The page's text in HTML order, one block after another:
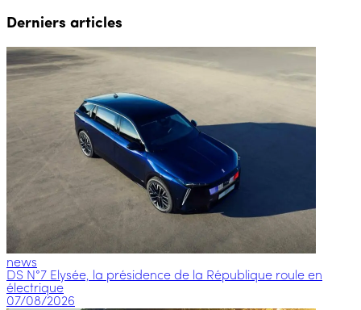
Derniers articles
news
DS N°7 Elysée, la présidence de la République roule en
électrique
07/08/2026